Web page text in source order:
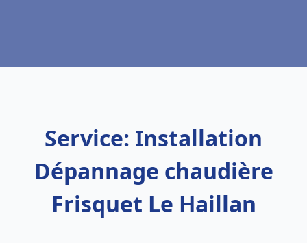
Service: Installation
Dépannage chaudière
Frisquet Le Haillan